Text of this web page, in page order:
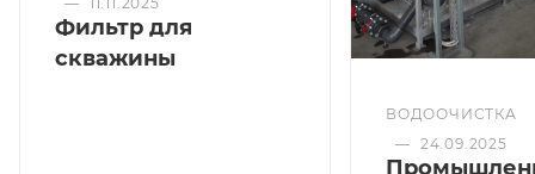
Фильтр для
скважины
ВОДООЧИСТКА
— 24.09.2025